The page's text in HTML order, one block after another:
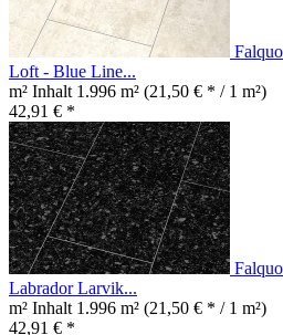
Loft - Blue Line...
m² Inhalt 1.996 m² (21,50 € * / 1 m²)
42,91 € *
Labrador Larvik...
m² Inhalt 1.996 m² (21,50 € * / 1 m²)
42,91 € *